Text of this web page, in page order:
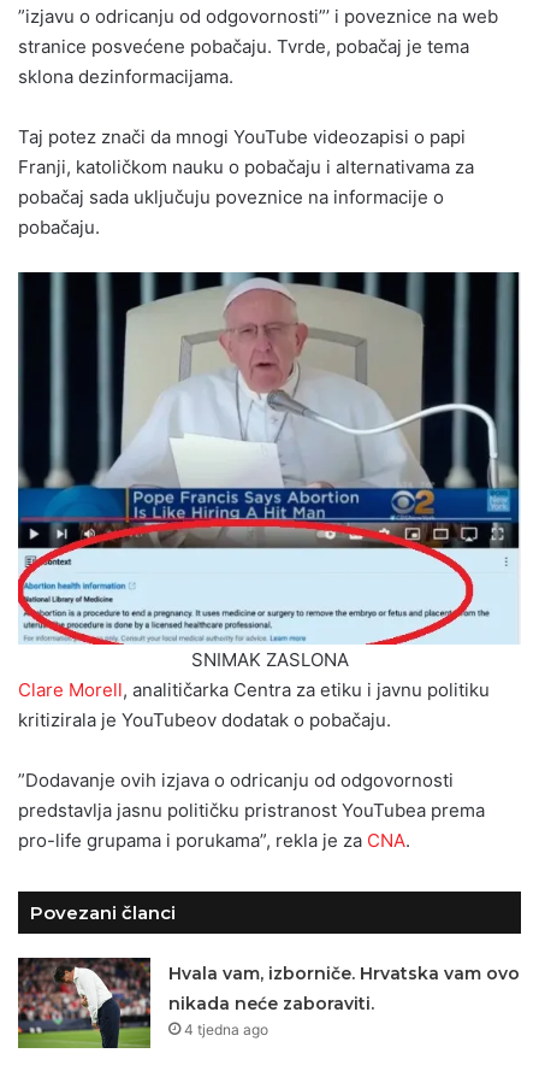
”izjavu o odricanju od odgovornosti”’ i poveznice na web
stranice posvećene pobačaju. Tvrde, pobačaj je tema
sklona dezinformacijama.
Taj potez znači da mnogi YouTube videozapisi o papi
Franji, katoličkom nauku o pobačaju i alternativama za
pobačaj sada uključuju poveznice na informacije o
pobačaju.
SNIMAK ZASLONA
Clare Morell, analitičarka Centra za etiku i javnu politiku
kritizirala je YouTubeov dodatak o pobačaju.
”Dodavanje ovih izjava o odricanju od odgovornosti
predstavlja jasnu političku pristranost YouTubea prema
pro-life grupama i porukama”, rekla je za CNA.
Povezani članci
Hvala vam, izborniče. Hrvatska vam ovo
nikada neće zaboraviti.
4 tjedna ago